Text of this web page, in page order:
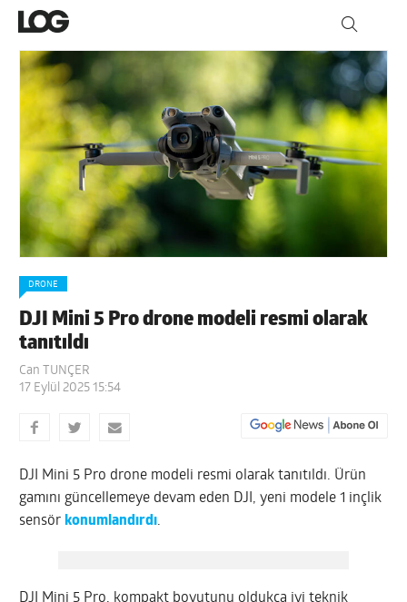
DRONE
DJI Mini 5 Pro drone modeli resmi olarak
tanıtıldı
Can TUNÇER
17 Eylül 2025 15:54
DJI Mini 5 Pro drone modeli resmi olarak tanıtıldı. Ürün
gamını güncellemeye devam eden DJI, yeni modele 1 inçlik
sensör konumlandırdı.
DJI Mini 5 Pro, kompakt boyutunu oldukça iyi teknik